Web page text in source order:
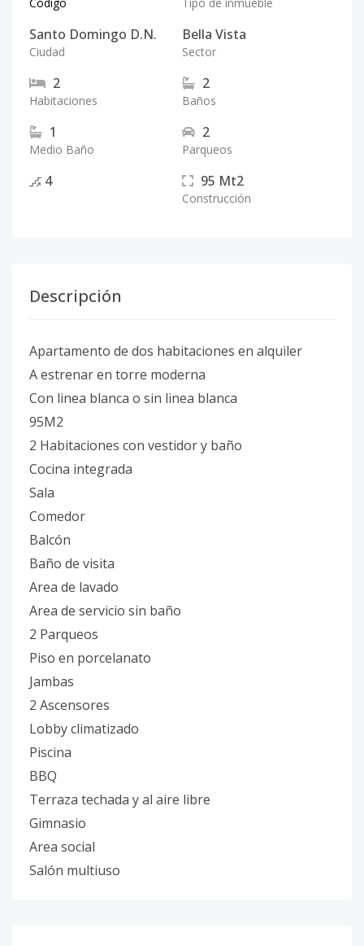
Santo Domingo D.N.
Ciudad
Bella Vista
Sector
2
Habitaciones
2
Baños
1
Medio Baño
2
Parqueos
4 95 Mt2
Construcción
Descripción
Apartamento de dos habitaciones en alquiler
A estrenar en torre moderna
Con linea blanca o sin linea blanca
95M2
2 Habitaciones con vestidor y baño
Cocina integrada
Sala
Comedor
Balcón
Baño de visita
Area de lavado
Area de servicio sin baño
2 Parqueos
Piso en porcelanato
Jambas
2 Ascensores
Lobby climatizado
Piscina
BBQ
Terraza techada y al aire libre
Gimnasio
Area social
Salón multiuso